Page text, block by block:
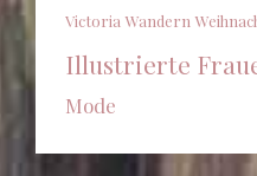
Victoria Wandern
Illustrierte
Mode